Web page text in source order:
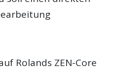
Rolands ZEN-Core